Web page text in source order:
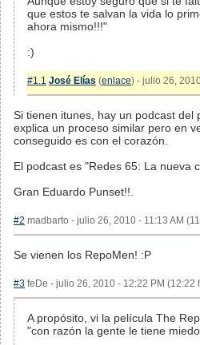
que estos te salvan la vida lo
ahora mismo!!!"
:)
#1.1 José Elías (enlace) - julio 26,
Si tienen itunes, hay un podcast
explica un proceso similar pero en
conseguido es con el corazón.
El podcast es "Redes 65: La nueva
Gran Eduardo Punset!!.
#2 madbarto - julio 26, 2010 - 11:13 AM
Se vienen los RepoMen! :P
#3 feDe - julio 26, 2010 - 12:22 PM (12:22
A propósito, vi la película The
"con razón la gente le tiene